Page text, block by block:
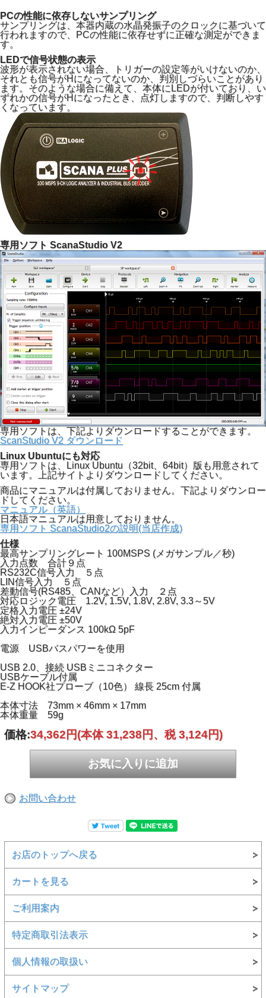
PCの性能に依存しないサンプリング
サンプリングは、本器内蔵の水晶発振子のクロックに基づいて
行われますので、PCの性能に依存せずに正確な測定ができま
す。
LEDで信号状態の表示
波形が表示されない場合、トリガーの設定等がいけないのか、
それとも信号がHになってないのか、判別しづらいことがあり
ます。そのような場合に備えて、本体にLEDが付いており、い
ずれかの信号がHになったとき、点灯しますので、判断しやす
くなっています。
専用ソフト ScanaStudio V2
専用ソフトは、下記よりダウンロードすることができます。
ScanStudio V2 ダウンロード
Linux Ubuntuにも対応
専用ソフトは、Linux Ubuntu（32bit、64bit）版も用意されて
います。上記サイトよりダウンロードしてください。
商品にマニュアルは付属しておりません。下記よりダウンロー
ドしてください。
マニュアル（英語）
日本語マニュアルは用意しておりません。
専用ソフト ScanaStudio2の説明(当店作成)
仕様
最高サンプリングレート 100MSPS (メガサンプル／秒)
入力点数 合計９点
RS232C信号入力 ５点
LIN信号入力 ５点
差動信号(RS485、CANなど）入力 ２点
対応ロジック電圧 1.2V, 1.5V, 1.8V, 2.8V, 3.3～5V
定格入力電圧 ±24V
絶対入力電圧 ±50V
入力インピーダンス 100kΩ 5pF
電源 USBバスパワーを使用
USB 2.0、接続 USBミニコネクター
USBケーブル付属
E-Z HOOK社プローブ（10色） 線長 25cm 付属
本体寸法 73mm × 46mm × 17mm
本体重量 59g
価格:34,362円(本体 31,238円、税 3,124円)
お問い合わせ
お店のトップへ戻る
カートを見る
ご利用案内
特定商取引法表示
個人情報の取扱い
サイトマップ